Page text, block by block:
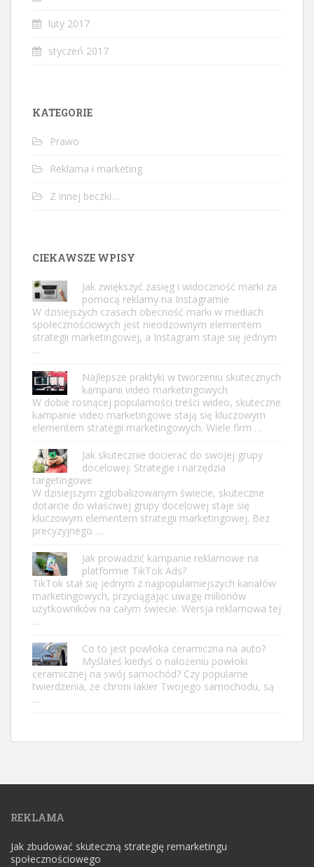
luty 2017
styczeń 2017
KATEGORIE
Prawo
Reklama i marketing
Z innej beczki…
CIEKAWSZE WPISY
Jak zwiększyć zasięg i widoczność marki za
pomocą reklamy na Instagramie
W dzisiejszych czasach obecność marki w mediach
społecznościowych jest nieodzownym elementem
strategii marketingowej, a Instagram staje się jednym
…
Najlepsze praktyki w tworzeniu skutecznych
kampanii video marketingowych
W dobie rosnącej popularności treści wideo, skuteczne
kampanie video marketingowe stają się kluczowym
elementem strategii marketingowych. Wiele firm …
Jak skutecznie docierać do swojej grupy
docelowej: Strategie i narzędzia
targetingowe
W dzisiejszym zglobalizowanym świecie, skuteczne
dotarcie do właściwej grupy docelowej staje się
kluczowym elementem strategii marketingowej. Bez
precyzyjnego …
Jak prowadzić kampanie reklamowe na
platformie TikTok Ads?
TikTok stał się jednym z najpopularniejszych kanałów
marketingowych, przyciągając uwagę milionów
użytkowników na całym świecie. Wersja reklamowa tej
…
Co to jest powłoka ceramiczna na auto?
Myślałeś kiedyś o nałożeniu powłoki
ceramicznej na swój samochód? Czy popularne
twierdzenia, że ​​chroni lakier Twojego samochodu, są
…
REKLAMA
Jak zbudować skuteczną strategię remarketingu
społecznościowego